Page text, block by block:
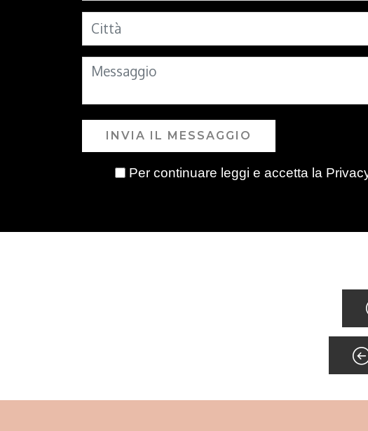
INVIA IL MESSAGGIO
Per continuare leggi e accetta la